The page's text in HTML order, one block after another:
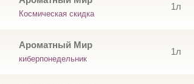
Космическая скидка
1л
Ароматный Мир
киберпонедельник
1л